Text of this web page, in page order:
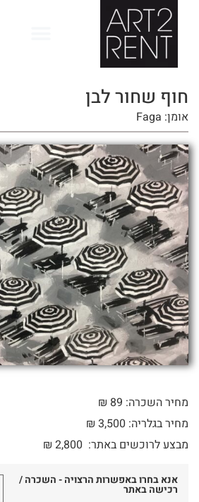
חוף שחור לבן
אומן: Faga
מחיר השכרה: 89 ₪
מחיר בגלריה: 3,500 ₪
מבצע לרוכשים באתר:
₪ 2,800
אנא בחרו באפשרות הרצויה - השכרה /
רכישה באתר